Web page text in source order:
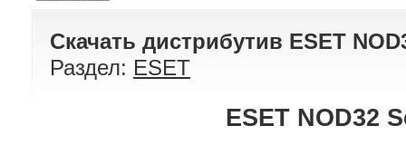
Скачать дистрибутив ESET
Раздел: ESET
ESET NOD32